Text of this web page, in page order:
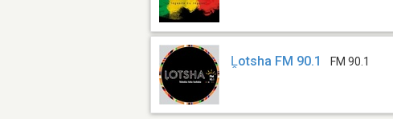
Ḽotsha FM 90.1 FM 90.1